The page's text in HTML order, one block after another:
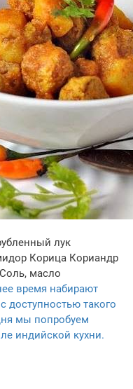
лук
Корица Кориандр
Соль, масло
время набирают
доступностью такого
мы попробуем
индийской кухни.